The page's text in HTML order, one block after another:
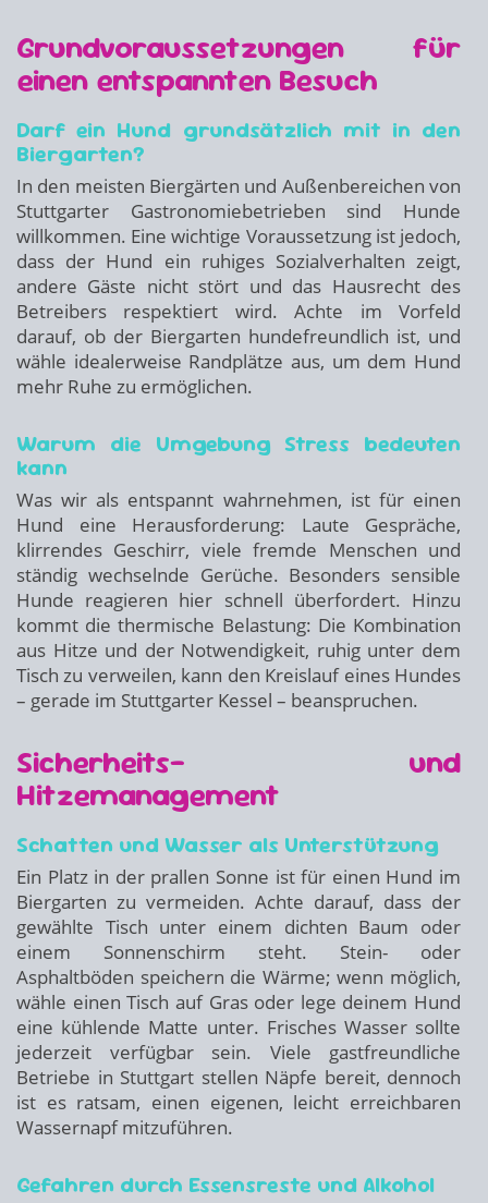
Grundvoraussetzungen für
einen entspannten Besuch
Darf ein Hund grundsätzlich mit in den
Biergarten?
In den meisten Biergärten und Außenbereichen von
Stuttgarter Gastronomiebetrieben sind Hunde
willkommen. Eine wichtige Voraussetzung ist jedoch,
dass der Hund ein ruhiges Sozialverhalten zeigt,
andere Gäste nicht stört und das Hausrecht des
Betreibers respektiert wird. Achte im Vorfeld
darauf, ob der Biergarten hundefreundlich ist, und
wähle idealerweise Randplätze aus, um dem Hund
mehr Ruhe zu ermöglichen.
Warum die Umgebung Stress bedeuten
kann
Was wir als entspannt wahrnehmen, ist für einen
Hund eine Herausforderung: Laute Gespräche,
klirrendes Geschirr, viele fremde Menschen und
ständig wechselnde Gerüche. Besonders sensible
Hunde reagieren hier schnell überfordert. Hinzu
kommt die thermische Belastung: Die Kombination
aus Hitze und der Notwendigkeit, ruhig unter dem
Tisch zu verweilen, kann den Kreislauf eines Hundes
– gerade im Stuttgarter Kessel – beanspruchen.
Sicherheits- und
Hitzemanagement
Schatten und Wasser als Unterstützung
Ein Platz in der prallen Sonne ist für einen Hund im
Biergarten zu vermeiden. Achte darauf, dass der
gewählte Tisch unter einem dichten Baum oder
einem Sonnenschirm steht. Stein- oder
Asphaltböden speichern die Wärme; wenn möglich,
wähle einen Tisch auf Gras oder lege deinem Hund
eine kühlende Matte unter. Frisches Wasser sollte
jederzeit verfügbar sein. Viele gastfreundliche
Betriebe in Stuttgart stellen Näpfe bereit, dennoch
ist es ratsam, einen eigenen, leicht erreichbaren
Wassernapf mitzuführen.
Gefahren durch Essensreste und Alkohol